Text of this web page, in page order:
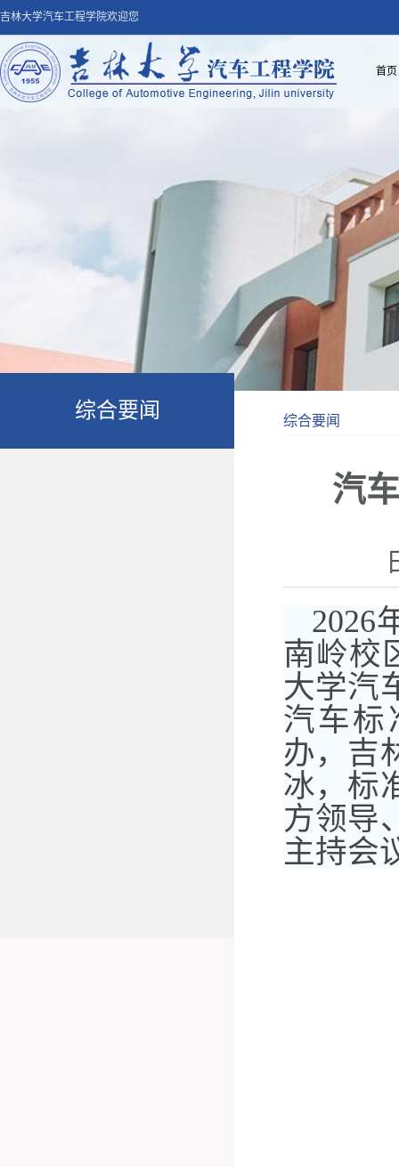
吉林大学汽车工程学院欢迎您
首页
综合要闻 综合要闻
汽
2026
南岭校
大学汽
汽车标
办，吉
冰，标
方领导
主持会